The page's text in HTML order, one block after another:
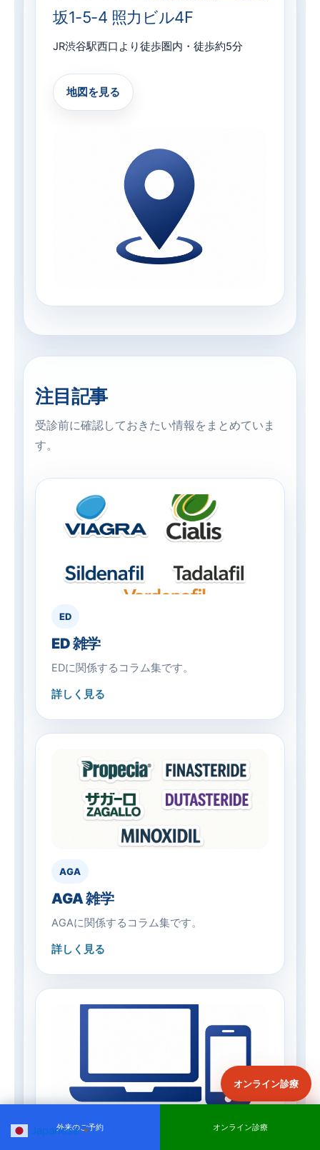
坂1-5-4 照力ビル4F
JR渋谷駅西口より徒歩圏内・徒歩約5分
地図を見る
注目記事
受診前に確認しておきたい情報をまとめていま
す。
ED
ED 雑学
EDに関係するコラム集です。
詳しく見る
AGA
AGA 雑学
AGAに関係するコラム集です。
詳しく見る
オンライン
予約せず外来 オンライン診療
オンライン診療
Japanese ▼
外来のご予約 オンライン診療